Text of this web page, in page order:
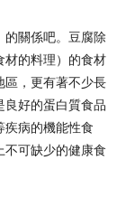
的關係吧。豆腐除
材的料理）的食材
區，更有著不少長
良好的蛋白質食品
疾病的機能性食
不可缺少的健康食